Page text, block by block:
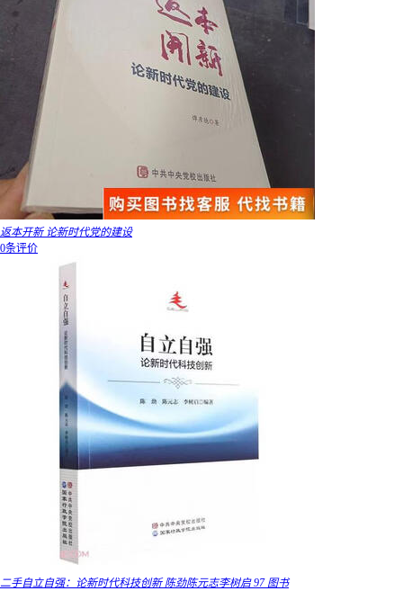
返本开新 论新时代党的建设
0条评价
二手自立自强：论新时代科技创新 陈劲陈元志李树启 97 图书